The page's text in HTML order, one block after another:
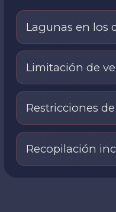
Lagunas en los
Limitación de
Restricciones
Recopilación